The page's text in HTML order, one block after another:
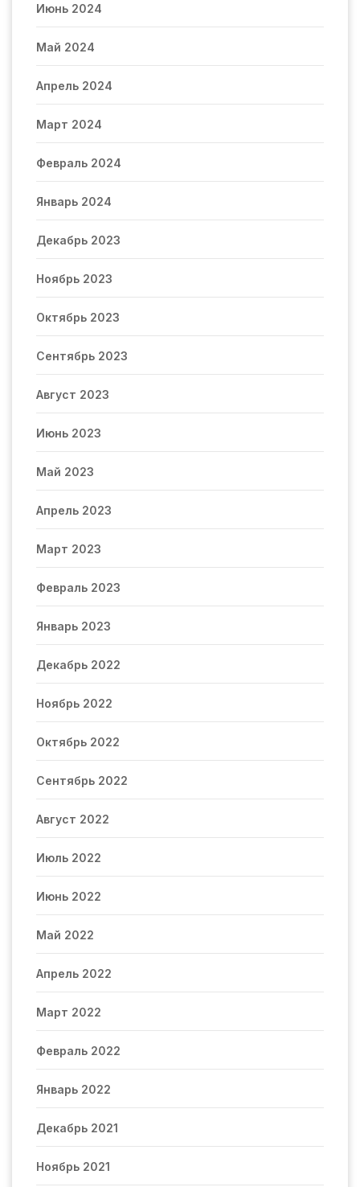
Июнь 2024
Май 2024
Апрель 2024
Март 2024
Февраль 2024
Январь 2024
Декабрь 2023
Ноябрь 2023
Октябрь 2023
Сентябрь 2023
Август 2023
Июнь 2023
Май 2023
Апрель 2023
Март 2023
Февраль 2023
Январь 2023
Декабрь 2022
Ноябрь 2022
Октябрь 2022
Сентябрь 2022
Август 2022
Июль 2022
Июнь 2022
Май 2022
Апрель 2022
Март 2022
Февраль 2022
Январь 2022
Декабрь 2021
Ноябрь 2021